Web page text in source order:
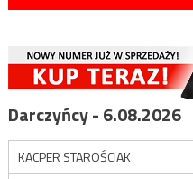
Darczyńcy - 6.08.2026
KACPER STAROŚCIAK